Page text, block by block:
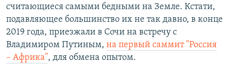
считающиеся самыми бедными на Земле. Кстати,
подавляющее большинство их не так давно, в конце
2019 года, приезжали в Сочи на встречу с
Владимиром Путиным, на первый саммит "Россия
– Африка", для обмена опытом.